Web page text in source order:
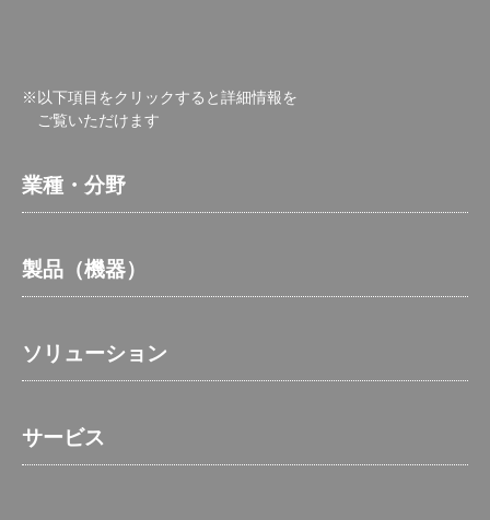
※以下項目をクリックすると詳細情報を
ご覧いただけます
業種・分野
製品（機器）
ソリューション
サービス